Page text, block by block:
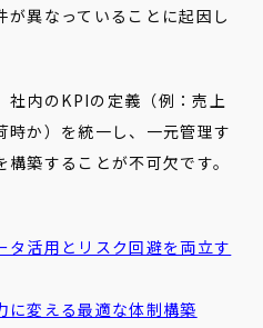
異なっていることに起因し
社内のKPIの定義（例：売上
時か）を統一し、一元管理す
築することが不可欠です。
タ活用とリスク回避を両立す
に変える最適な体制構築